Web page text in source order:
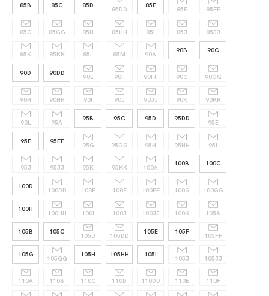
85B 85C 85D
85DD
85E
85F 85FF
85G 85GG 85H 85HH 85I 85J 85JJ
85K 85KK 85L 85M 90A
90B 90C
90D 90DD
90E 90F 90FF 90G 90GG
90H 90HH 90I 90J 90JJ 90K 90KK
90L 95A
95B 95C 95D 95DD
95E
95F 95FF
95G 95GG 95H 95HH 95I
95J 95JJ 95K 95KK 100A
100B 100C
100D
100DD 100E 100F 100FF 100G 100GG
100H
100HH 100I 100J 100JJ 100K 105A
105B 105C
105D 105DD
105E 105F
105FF
105G
105GG
105H 105HH 105I
105J 105JJ
110A 110B 110C 110D 110DD 110E 110F